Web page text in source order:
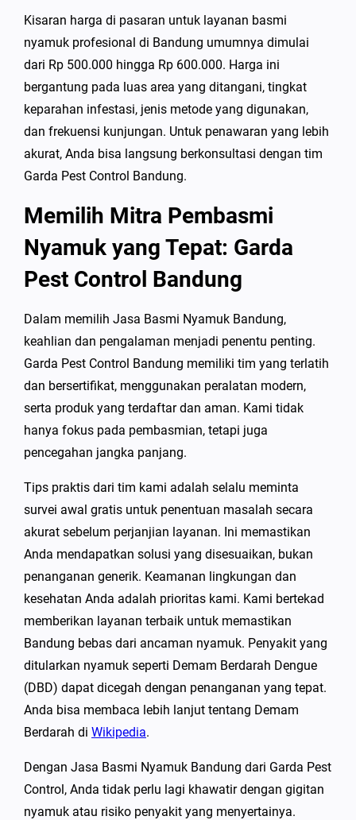
Kisaran harga di pasaran untuk layanan basmi
nyamuk profesional di Bandung umumnya dimulai
dari Rp 500.000 hingga Rp 600.000. Harga ini
bergantung pada luas area yang ditangani, tingkat
keparahan infestasi, jenis metode yang digunakan,
dan frekuensi kunjungan. Untuk penawaran yang lebih
akurat, Anda bisa langsung berkonsultasi dengan tim
Garda Pest Control Bandung.
Memilih Mitra Pembasmi
Nyamuk yang Tepat: Garda
Pest Control Bandung
Dalam memilih Jasa Basmi Nyamuk Bandung,
keahlian dan pengalaman menjadi penentu penting.
Garda Pest Control Bandung memiliki tim yang terlatih
dan bersertifikat, menggunakan peralatan modern,
serta produk yang terdaftar dan aman. Kami tidak
hanya fokus pada pembasmian, tetapi juga
pencegahan jangka panjang.
Tips praktis dari tim kami adalah selalu meminta
survei awal gratis untuk penentuan masalah secara
akurat sebelum perjanjian layanan. Ini memastikan
Anda mendapatkan solusi yang disesuaikan, bukan
penanganan generik. Keamanan lingkungan dan
kesehatan Anda adalah prioritas kami. Kami bertekad
memberikan layanan terbaik untuk memastikan
Bandung bebas dari ancaman nyamuk. Penyakit yang
ditularkan nyamuk seperti Demam Berdarah Dengue
(DBD) dapat dicegah dengan penanganan yang tepat.
Anda bisa membaca lebih lanjut tentang Demam
Berdarah di Wikipedia.
Dengan Jasa Basmi Nyamuk Bandung dari Garda Pest
Control, Anda tidak perlu lagi khawatir dengan gigitan
nyamuk atau risiko penyakit yang menyertainya.